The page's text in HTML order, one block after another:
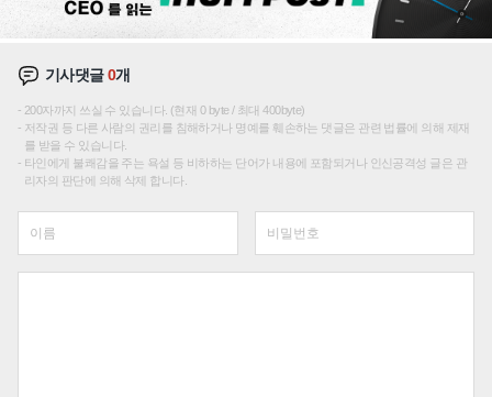
기사댓글0개
200자까지 쓰실 수 있습니다. (현재 0 byte / 최대 400byte)
저작권 등 다른 사람의 권리를 침해하거나 명예를 훼손하는 댓글은 관련 법률에 의해 제재
를 받을 수 있습니다.
타인에게 불쾌감을 주는 욕설 등 비하하는 단어가 내용에 포함되거나 인신공격성 글은 관
리자의 판단에 의해 삭제 합니다.